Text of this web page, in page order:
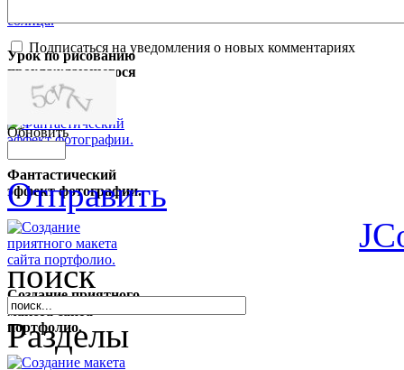
Урок по рисованию
прохлаждающегося
солнца.
Фантастический
эффект фотографии.
Создание приятного
макета сайта
портфолио.
Подписаться на уведомления о новых комментариях
Обновить
Отправить
поиск
Разделы